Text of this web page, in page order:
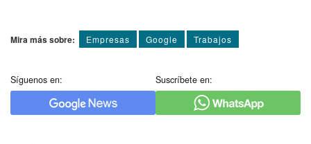
Mira más sobre: Empresas Google Trabajos
Síguenos en: Suscríbete en: